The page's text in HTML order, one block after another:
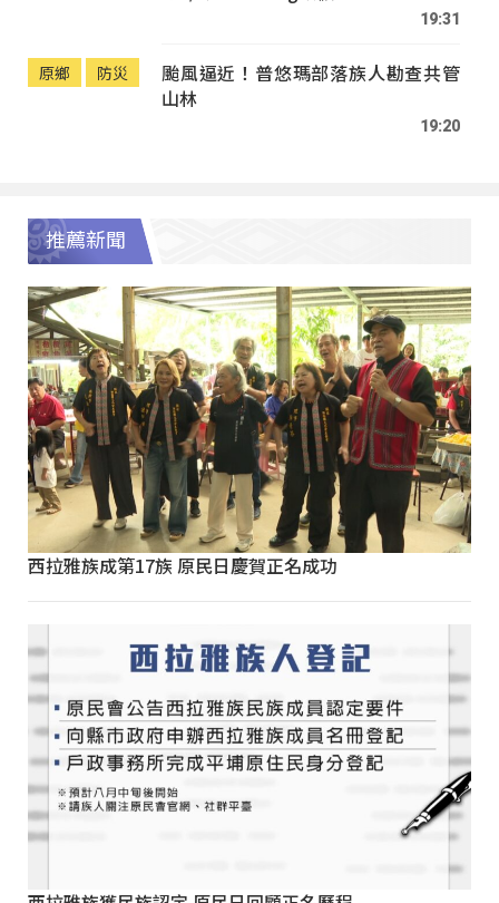
19:31
原鄉 防災
颱風逼近！普悠瑪部落族人勘查共管
山林
19:20
推薦新聞
西拉雅族成第17族 原民日慶賀正名成功